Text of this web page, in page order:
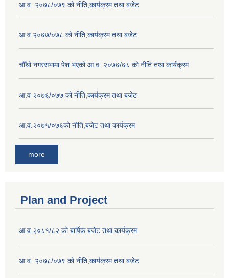
आ.व. २०७८/०७९ को नीति,कार्यक्रम तथा बजेट
आ.व.२०७७/०७८ को नीति,कार्यक्रम तथा बजेट
चौँथो नगरसभामा पेश भएको आ.व. २०७७/७८ को नीति तथा कार्यक्रम
आ.व २०७६/०७७ को नीति,कार्यक्रम तथा बजेट
आ.व.२०७५/०७६को नीति,बजेट तथा कार्यक्रम
more
Plan and Project
आ.व.२०८१/८२ को बार्षिक बजेट तथा कार्यक्रम
आ.व. २०७८/०७९ को नीति,कार्यक्रम तथा बजेट